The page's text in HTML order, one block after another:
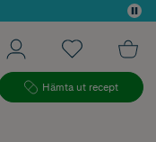
Hämta ut recept